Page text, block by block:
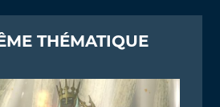
THÉMATIQUE